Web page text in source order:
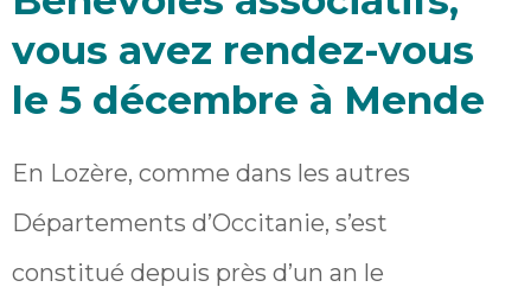
vous avez rendez-vous
le 5 décembre à Mende
En Lozère, comme dans les autres
Départements d’Occitanie, s’est
constitué depuis près d’un an le